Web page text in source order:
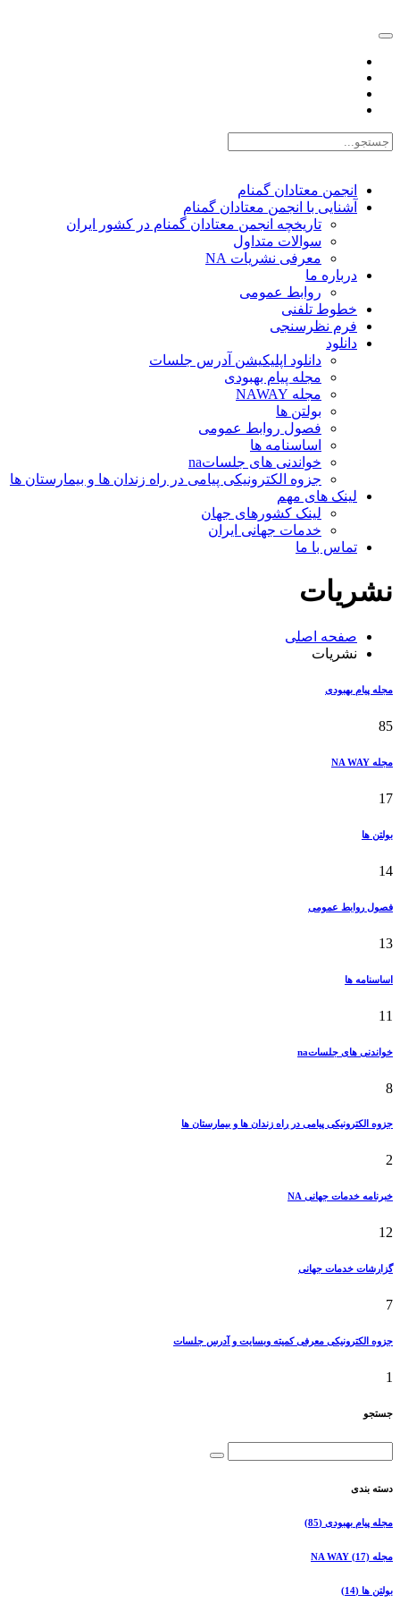
انجمن معتادان گمنام
آشنایی با انجمن معتادان گمنام
تاریخچه انجمن معتادان گمنام در کشور ایران
سوالات متداول
معرفی نشریات NA
درباره ما
روابط عمومی
خطوط تلفنی
فرم نظرسنجی
دانلود
دانلود اپلیکیشن آدرس جلسات
مجله پیام بهبودی
مجله NAWAY
بولتن ها
فصول روابط عمومی
اساسنامه ها
خواندنی های جلساتna
جزوه الکترونیکی پیامی در راه زندان ها و بیمارستان ها
لینک های مهم
لینک کشورهای جهان
خدمات جهانی ایران
تماس با ما
نشریات
صفحه اصلی
نشریات
مجله پیام بهبودی
85
مجله NA WAY
17
بولتن ها
14
فصول روابط عمومی
13
اساسنامه ها
11
خواندنی های جلساتna
8
جزوه الکترونیکی پیامی در راه زندان ها و بیمارستان ها
2
خبرنامه خدمات جهانی NA
12
گزارشات خدمات جهانی
7
جزوه الکترونیکی معرفی کمیته وبسایت و آدرس جلسات
1
جستجو
دسته بندی
مجله پیام بهبودی (85)
مجله NA WAY (17)
بولتن ها (14)